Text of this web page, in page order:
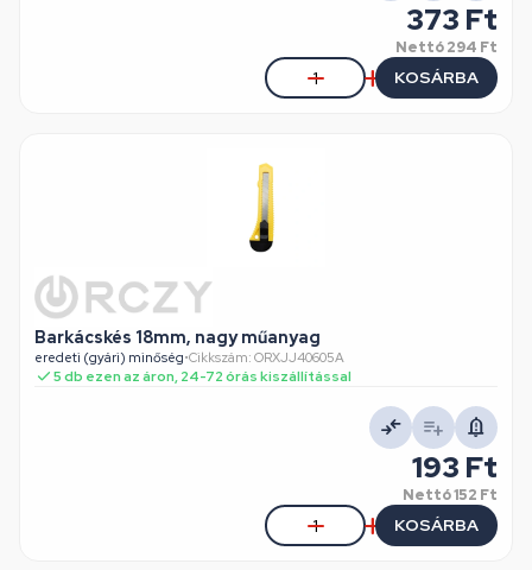
373 Ft
Nettó294 Ft
KOSÁRBA
Barkácskés 18mm, nagy műanyag
eredeti (gyári) minőség•Cikkszám: ORXJJ40605A
5 db ezen az áron, 24-72 órás kiszállítással
193 Ft
Nettó152 Ft
KOSÁRBA